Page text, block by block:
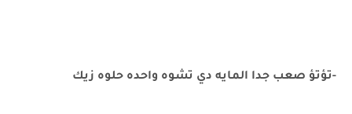
-تؤتؤ صعب جدا المايه دي تشوه واحده حلوه زيك